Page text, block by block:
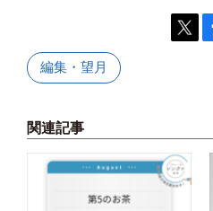
編集・望月
関連記事